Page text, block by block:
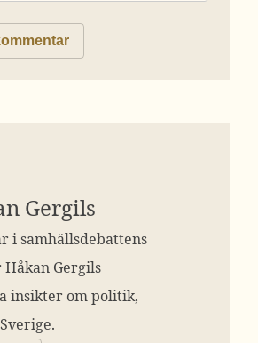
Gergils
i samhällsdebattens
Gergils
insikter om politik,